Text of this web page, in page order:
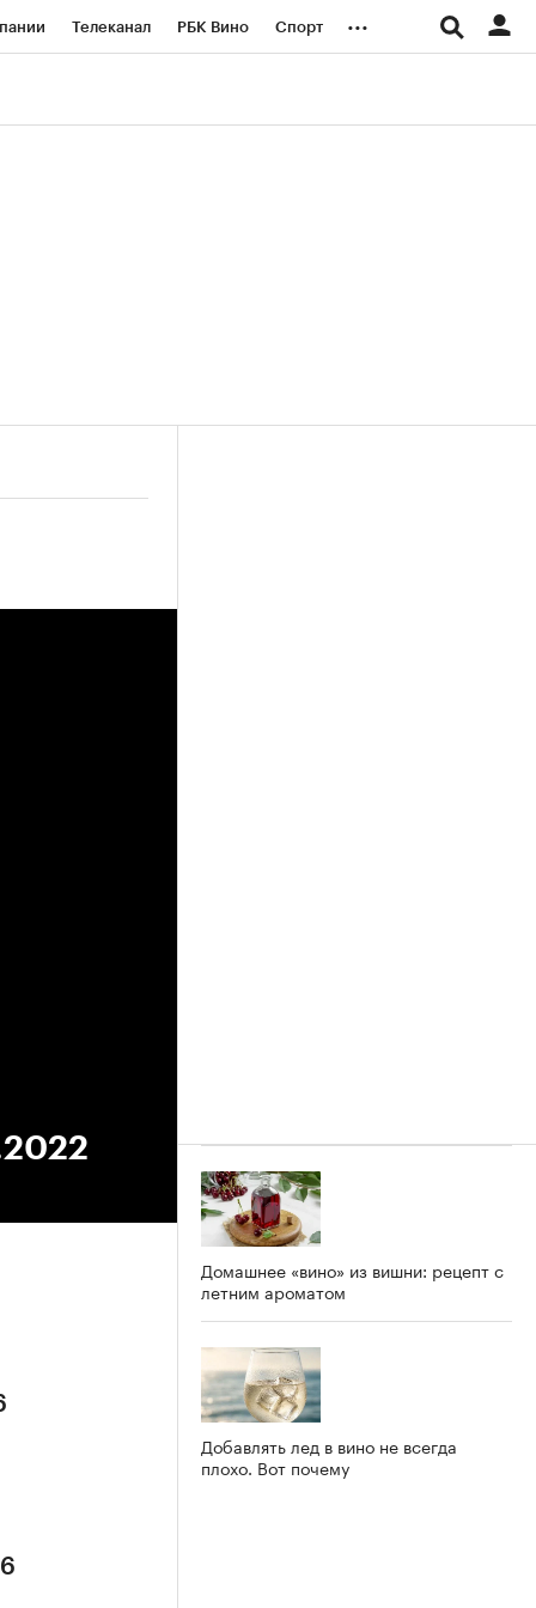
Телеканал РБК Вино Спорт ...
Домашнее «вино» из вишни: рецепт с
летним ароматом
Добавлять лед в вино не всегда
плохо. Вот почему